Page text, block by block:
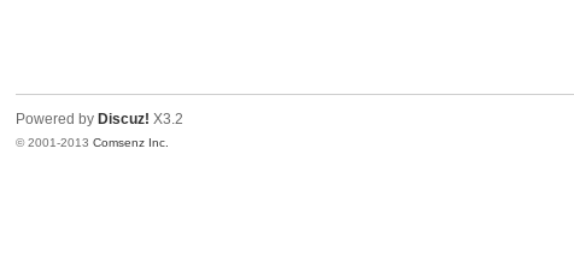
Powered by Discuz! X3.2
© 2001-2013Comsenz Inc.